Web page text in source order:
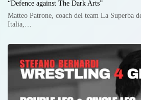
“Defence against The Dark Arts”
Matteo Patrone, coach del team La Superba
Italia,…